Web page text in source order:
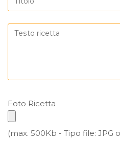
Foto Ricetta
(max. 500Kb - Tipo file: JPG